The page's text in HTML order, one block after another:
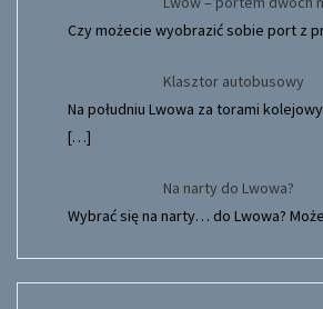
Czy możecie wyobrazić sobie port z
Klasztor autobusowy
Na południu Lwowa za torami
[…]
Na narty do Lwowa?
Wybrać się na narty… do Lwowa?